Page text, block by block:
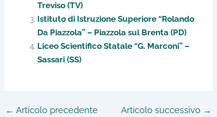
Treviso (TV)
Istituto di Istruzione Superiore “Rolando
Da Piazzola” – Piazzola sul Brenta (PD)
Liceo Scientifico Statale “G. Marconi” –
Sassari (SS)
← Articolo precedente Articolo successivo →